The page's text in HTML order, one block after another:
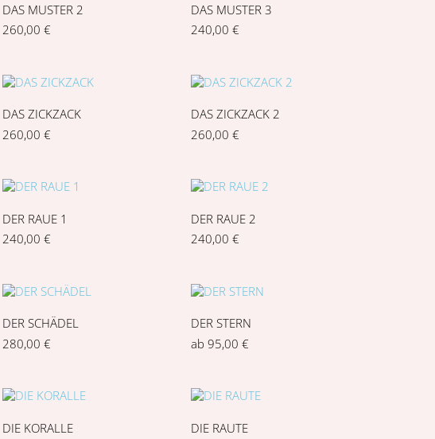
DAS MUSTER 2
260,00€
DAS MUSTER 3
240,00€
DAS ZICKZACK
260,00€
DAS ZICKZACK 2
260,00€
DER RAUE 1
240,00€
DER RAUE 2
240,00€
DER SCHÄDEL
280,00€
DER STERN
ab95,00€
DIE KORALLE
DIE RAUTE